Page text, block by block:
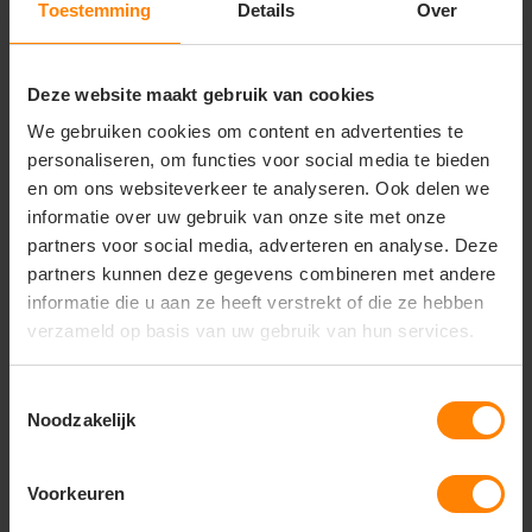
Toestemming Details Over
Deze website maakt gebruik van cookies
We gebruiken cookies om content en advertenties te
personaliseren, om functies voor social media te bieden
en om ons websiteverkeer te analyseren. Ook delen we
informatie over uw gebruik van onze site met onze
partners voor social media, adverteren en analyse. Deze
partners kunnen deze gegevens combineren met andere
informatie die u aan ze heeft verstrekt of die ze hebben
verzameld op basis van uw gebruik van hun services.
Noodzakelijk
Voorkeuren
Pasvorm:Aansluitende herenpasvorm
(Modern/Slim fit) die comfortabel en flexibel
meebeweegt
Duurzaamheid:
Vormvast materiaal met
uitstekend herstelvermogen, zodat het shirt niet gaat
lubberen
Afwerking:Gladde textuur die een superieur
resultaat garandeert bij bedrukken en borduren
op met onze
call +31(0)418 511 972